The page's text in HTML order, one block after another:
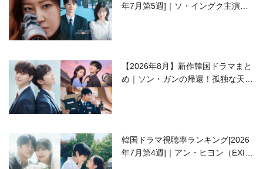
年7月第5週]｜ソ・イングク主演の
【2026年8月】新作韓国ドラマまと
め｜ソン・ガンの帰還！孤独な天才
韓国ドラマ視聴率ランキング[2026
年7月第4週]｜アン・ヒヨン（EXID